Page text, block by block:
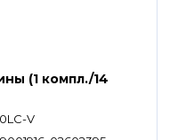
(1 компл./14
V